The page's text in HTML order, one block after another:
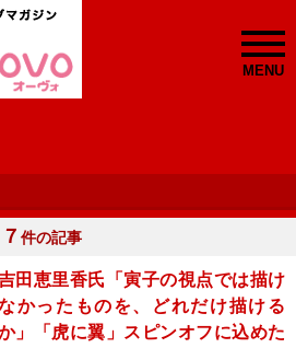
MENU
件の記事
田恵里香氏「寅子の視点では描け
かったものを、どれだけ描ける
」「虎に翼」スピンオフに込めた